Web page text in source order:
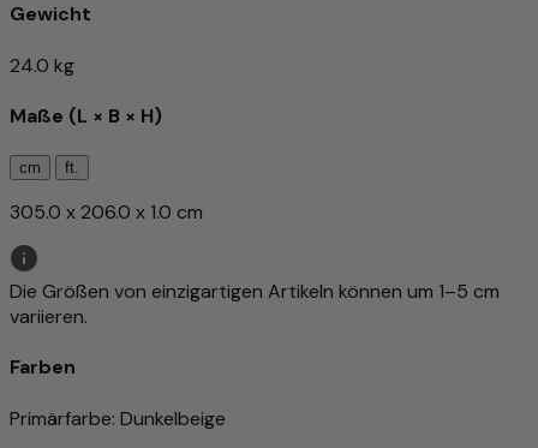
Gewicht
24.0 kg
Maße (L × B × H)
cm ft.
305.0 x 206.0 x 1.0 cm
Die Größen von einzigartigen Artikeln können um 1–5 cm
variieren.
Farben
Primärfarbe: Dunkelbeige